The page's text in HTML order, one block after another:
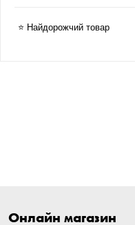
⭐ Найдорожчий товар
Онлайн магазин